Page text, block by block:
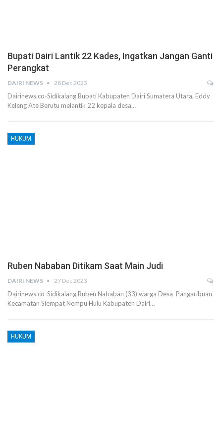
Bupati Dairi Lantik 22 Kades, Ingatkan Jangan Ganti
Perangkat
DAIRI NEWS 28 Dec 2023
Dairinews.co-Sidikalang Bupati Kabupaten Dairi Sumatera Utara, Eddy
Keleng Ate Berutu melantik 22 kepala desa…
HUKUM
Ruben Nababan Ditikam Saat Main Judi
DAIRI NEWS 27 Dec 2023
Dairinews.co-Sidikalang Ruben Nababan (33) warga Desa Pangaribuan
Kecamatan Siempat Nempu Hulu Kabupaten Dairi…
HUKUM